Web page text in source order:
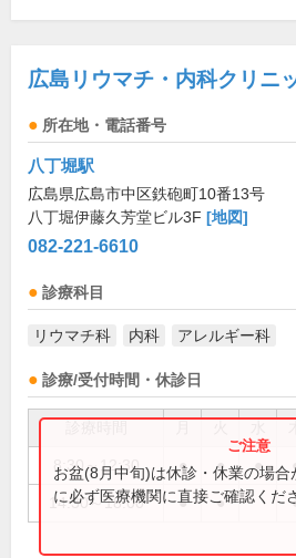
広島リウマチ・内科クリニ
所在地・電話番号
八丁堀駅
広島県広島市中区鉄砲町10番13号
八丁堀伊藤久芳堂ビル3F [地図]
082-221-6610
診療科目
リウマチ科 内科 アレルギー科
診療/受付時間・休診日
8:30～12:30 ● ● ● ●
14:30～18:00 ● ●
お盆(8月中旬)は休診・休業の場
に必ず医療機関に直接ご確認くだ